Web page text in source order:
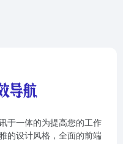
于一体的为提高您的工作
的设计风格，全面的前端